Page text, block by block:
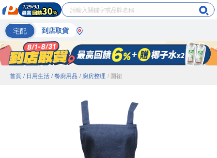
宅配 到店取貨
首頁 / 日用生活 / 餐廚用品 / 廚房整理 / 圍裙